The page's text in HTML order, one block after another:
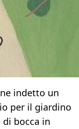
indetto un
per il giardino
bocca in